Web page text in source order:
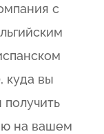
с
куда вы
на вашем